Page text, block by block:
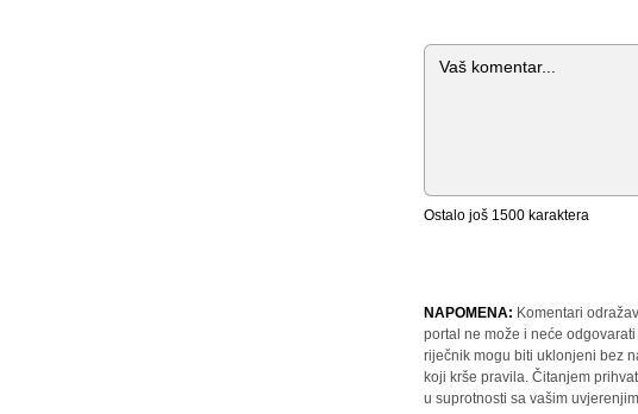
Komentar
Ostalo još 1500 karaktera
NAPOMENA: Komentari
portal ne može i neće
riječnik mogu biti uklonjeni bez
koji krše pravila. Čitanjem
u suprotnosti sa vašim